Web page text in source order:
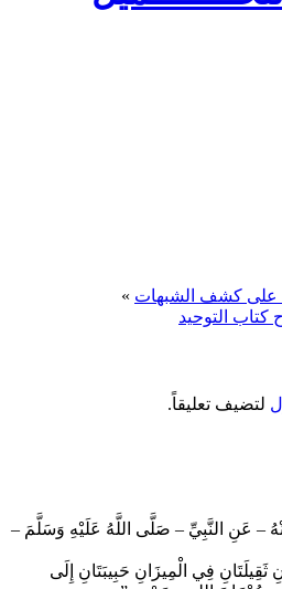
على كشف الشبهات »
كتاب التوحيد
لتضيف تعليقاً.
– عَنِ النَّبِيِّ – صَلَّى اللَّهُ عَلَيْهِ وَسَلَّمَ –
فِي الْمِيزَانِ حَبِيبَتَانِ إِلَى